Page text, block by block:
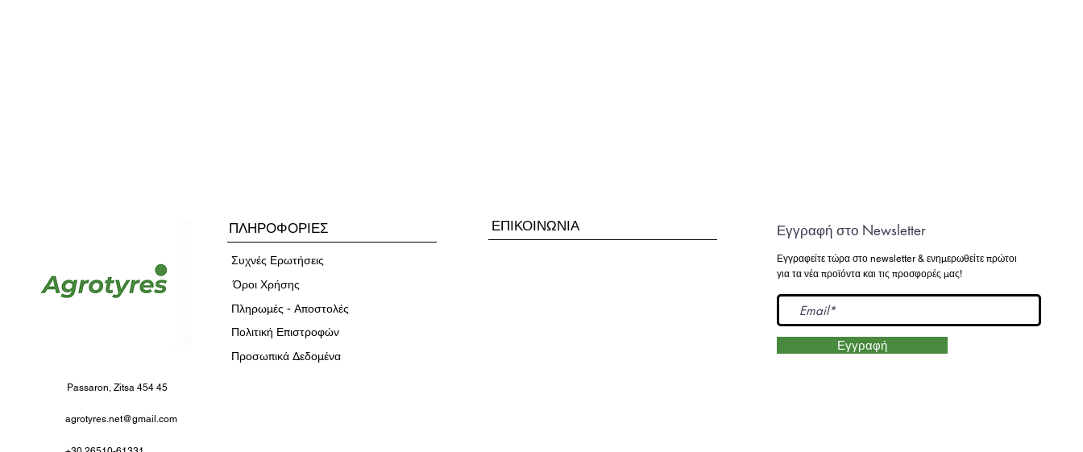
ΠΛΗΡΟΦΟΡΙΕΣ
Συχνές Ερωτήσεις
​Όροι Χρήσης
Πληρωμές - Αποστολές
Πολιτική Επιστροφών
Προσωπικά Δεδομένα
Passaron, Zitsa 454 45
agrotyres.net@gmail.com
ΕΠΙΚΟΙΝΩΝΙΑ Εγγραφή στο Newsletter
Εγγραφείτε τώρα στο newsletter & ενημερωθείτε πρώτοι
για τα νέα προϊόντα και τις προσφορές μας!
Εγγραφή